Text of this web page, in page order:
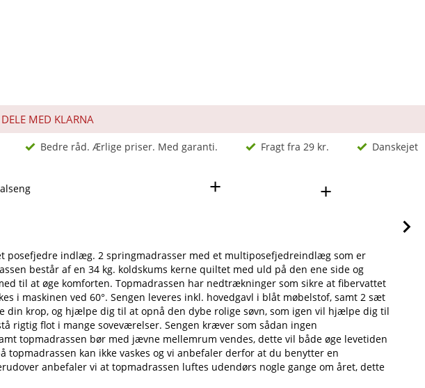
MED KLARNA
Bedre råd. Ærlige priser. Med garanti. Fragt fra 29 kr. Danskejet
+
+
posefjedre indlæg. 2 springmadrasser med et multiposefjedreindlæg som er
består af en 34 kg. koldskums kerne quiltet med uld på den ene side og
til at øge komforten. Topmadrassen har nedtrækninger som sikre at fibervattet
i maskinen ved 60°. Sengen leveres inkl. hovedgavl i blåt møbelstof, samt 2 sæt
krop, og hjælpe dig til at opnå den dybe rolige søvn, som igen vil hjælpe dig til
rigtig flot i mange soveværelser. Sengen kræver som sådan ingen
topmadrassen bør med jævne mellemrum vendes, dette vil både øge levetiden
kan ikke vaskes og vi anbefaler derfor at du benytter en
anbefaler vi at topmadrassen luftes udendørs nogle gange om året, dette